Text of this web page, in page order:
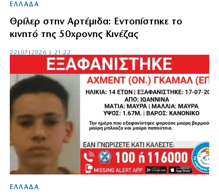
ΕΛΛΑΔΑ
Θρίλερ στην Αρτέμιδα: Εντοπίστηκε το
κινητό της 50χρονης Κινέζας
22|07|2026 | 21:22
ΕΛΛΑΔΑ